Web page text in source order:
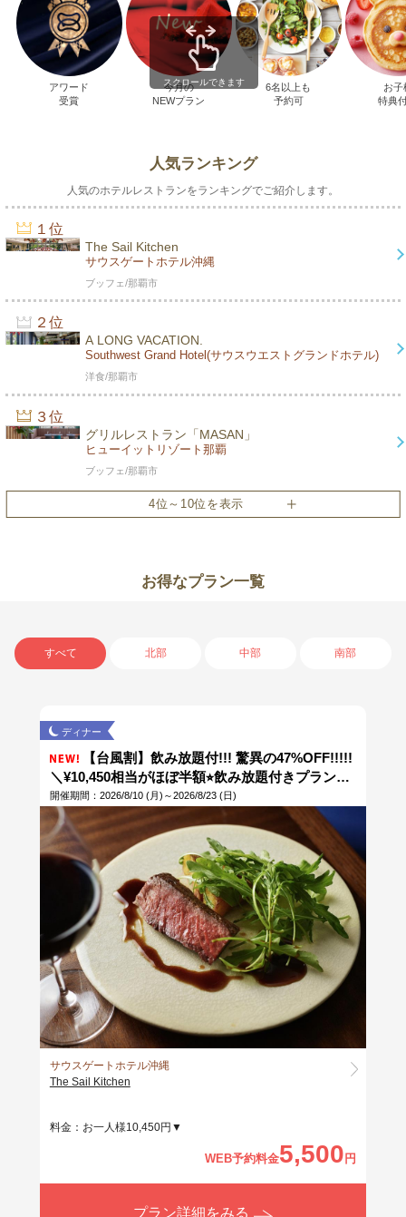
アワード
受賞
今月の
NEWプラン
6名以上も
予約可
お子
特典
スクロールできます
人気ランキング
人気のホテルレストランをランキングでご紹介します。
１位
The Sail Kitchen
サウスゲートホテル沖縄
ブッフェ/那覇市
２位
A LONG VACATION.
Southwest Grand Hotel(サウスウエストグランドホテル)
洋食/那覇市
３位
グリルレストラン「MASAN」
ヒューイットリゾート那覇
ブッフェ/那覇市
ヒルトン沖縄 北谷リゾート
ブッフェ/北谷町
沖縄ハーバービューホテル
ブッフェ/那覇市
７位
RYUKYU CHINESE Bon Fire
アクアセンス ホテル ＆ リゾート
中華/恩納村
ALL DAY DINING Vision&Emotion
ホテルコレクティブ
ブッフェ/那覇市
９位
オールデイダイニング ジノーン
沖縄プリンスホテル オーシャンビュー ぎのわん
ブッフェ/宜野湾市
10位
Hillside Grill Restaurant
洋食/恩納村
お得なプラン一覧
すべて 北部 中部 南部
ディナー
【台風割】飲み放題付!!! 驚異の47%OFF!!!!!
＼¥10,450相当がほぼ半額⭐︎飲み放題付きプラン／
大人気ディナーコースのメインは無料アップグレ
ードで牛ハラミステーキに♪ メッセージプレート
も対応可◎※当日16時まで予約OK
開催期間：2026/8/10 (月)～2026/8/23 (日)
サウスゲートホテル沖縄
The Sail Kitchen
料金：お一人様10,450円▼
WEB予約料金5,500円
プラン詳細をみる